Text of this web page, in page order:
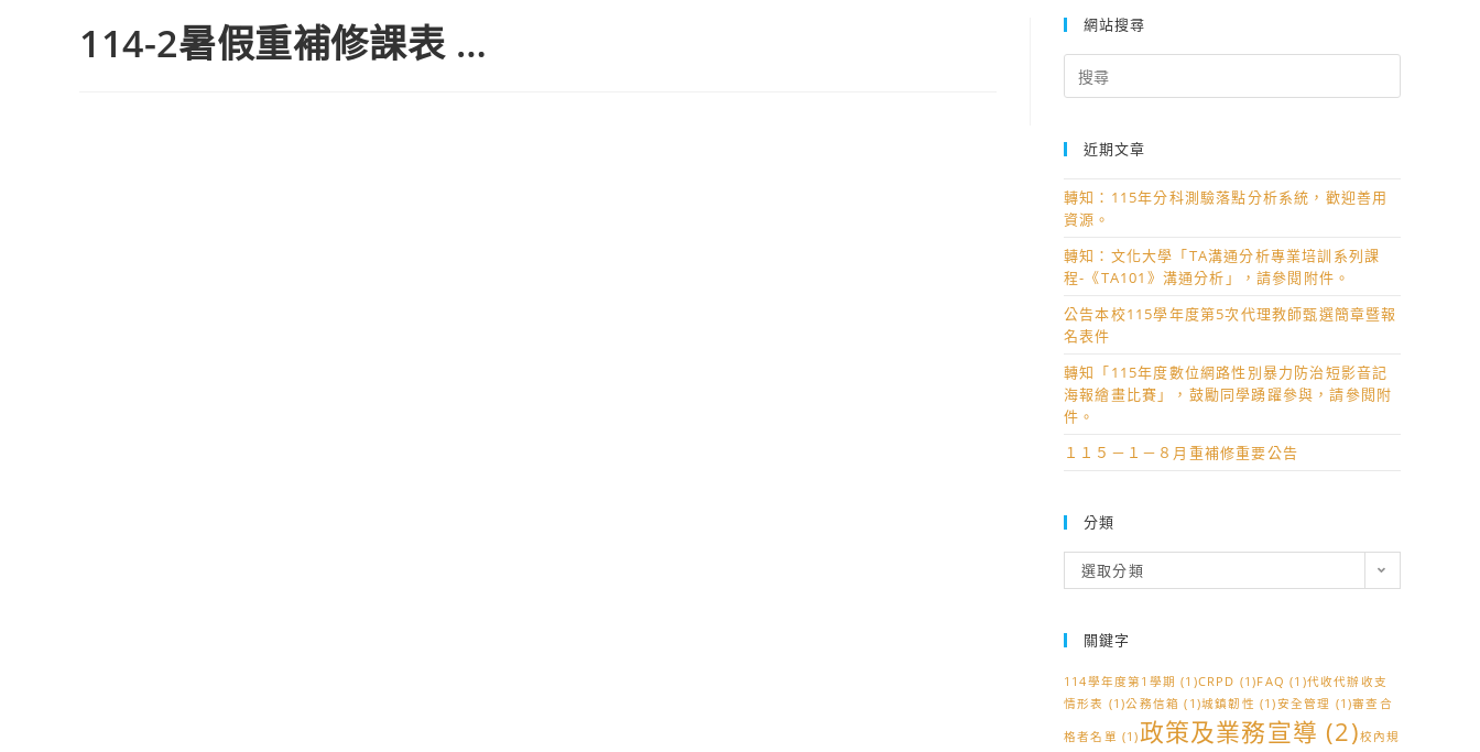
114-2暑假重補修課表 …
網站搜尋
for:
近期文章
轉知：115年分科測驗落點分析系統，歡迎善用
資源。
轉知：文化大學「TA溝通分析專業培訓系列課
程-《TA101》溝通分析」，請參閱附件。
公告本校115學年度第5次代理教師甄選簡章暨報
名表件
轉知「115年度數位網路性別暴力防治短影音記
海報繪畫比賽」，鼓勵同學踴躍參與，請參閱附
件。
１１５－１－８月重補修重要公告
分類
類
選取分類
關鍵字
114學年度第1學期 (1)CRPD (1)FAQ (1)代收代辦收支
情形表 (1)公務信箱 (1)城鎮韌性 (1)安全管理 (1)審查合
格者名單 (1)政策及業務宣導 (2)校內規